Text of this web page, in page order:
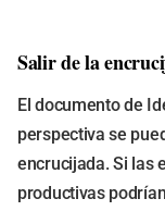
Salir de la
El documento de
perspectiva se
encrucijada. Si las
productivas